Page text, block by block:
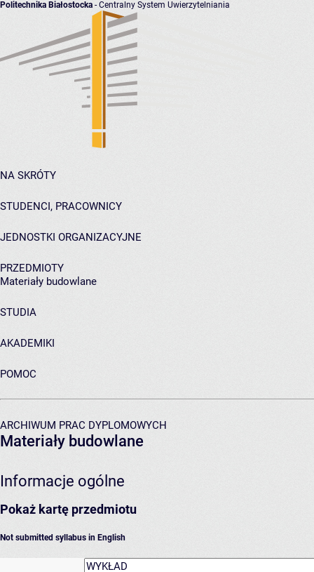
Politechnika Białostocka - Centralny System Uwierzytelniania
NA SKRÓTY
STUDENCI, PRACOWNICY
JEDNOSTKI ORGANIZACYJNE
PRZEDMIOTY
Materiały budowlane
STUDIA
AKADEMIKI
POMOC
ARCHIWUM PRAC DYPLOMOWYCH
Materiały budowlane
Informacje ogólne
Pokaż kartę przedmiotu
Not submitted syllabus in English